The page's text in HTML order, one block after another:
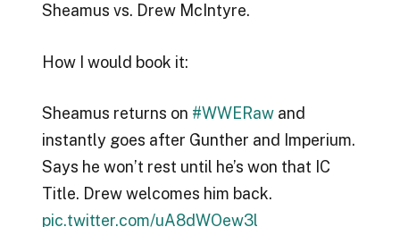
Sheamus vs. Drew McIntyre.
How I would book it:
Sheamus returns on #WWERawand
instantly goes after Gunther and Imperium.
Says he won’t rest until he’s won that IC
Title. Drew welcomes him back.
pic.twitter.com/uA8dWOew3l